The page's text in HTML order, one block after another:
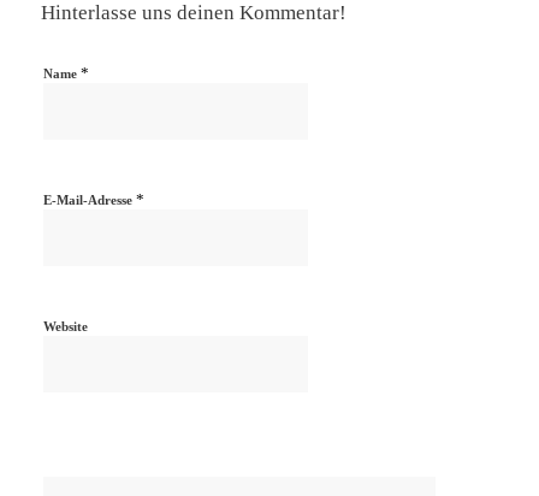
Hinterlasse uns deinen Kommentar!
Name *
E-Mail-Adresse *
Website